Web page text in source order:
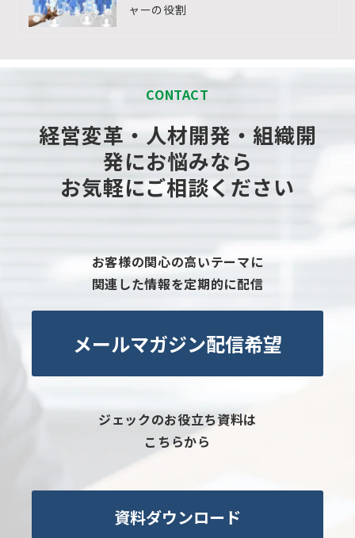
ャーの役割
CONTACT
経営変革・人材開発・組織開
発にお悩みなら
お気軽にご相談ください
お客様の関心の高いテーマに
関連した情報を定期的に配信
メールマガジン配信希望
ジェックのお役立ち資料は
こちらから
資料ダウンロード